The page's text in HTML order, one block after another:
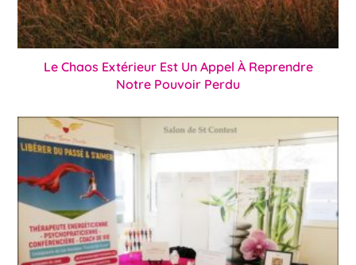
Le Chaos Extérieur Est Un Appel À Reprendre
Notre Pouvoir Perdu